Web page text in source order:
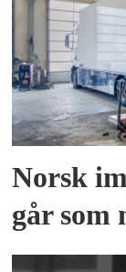
Norsk
går som